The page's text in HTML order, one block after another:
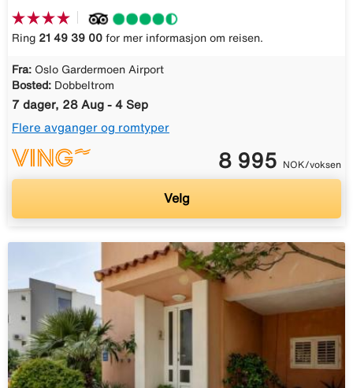
Ring 21 49 39 00 for mer informasjon om reisen.
Fra: Oslo Gardermoen Airport
Bosted: Dobbeltrom
7 dager, 28 Aug - 4 Sep
Flere avganger og romtyper
8 995 NOK/voksen
Velg